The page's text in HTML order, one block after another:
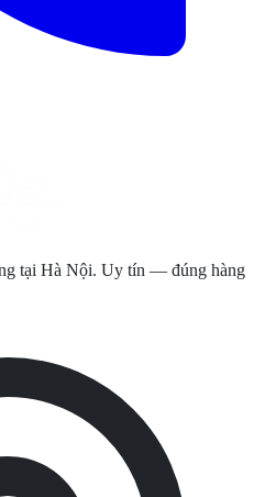
tại Hà Nội. Uy tín — đúng hàng